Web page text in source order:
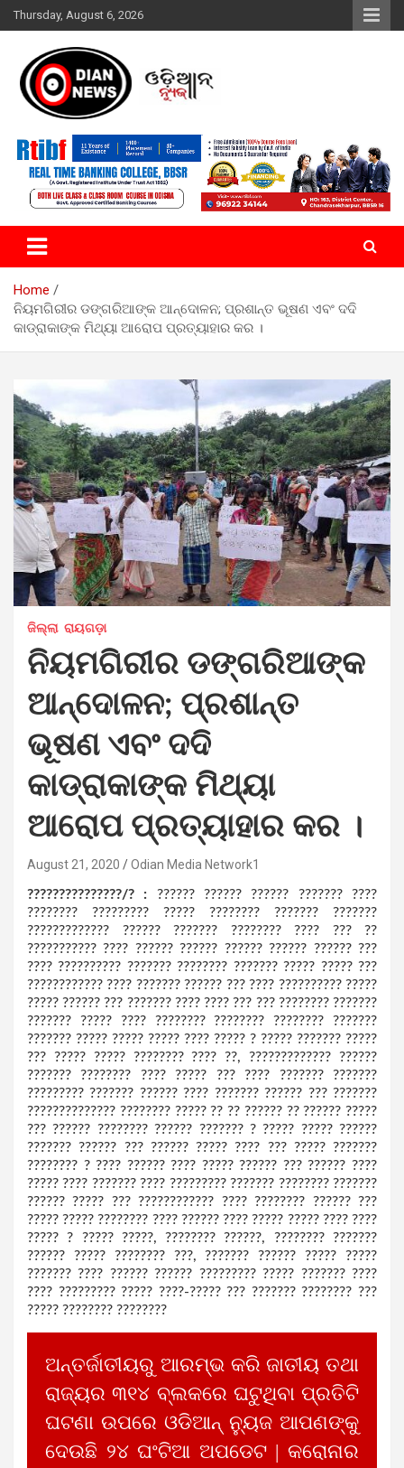
Skip
to
Thursday, August 6, 2026
ଓଡିଆନ୍ ନ୍ୟୁଜ
Home
ନିୟମଗିରୀର ଡଙ୍ଗରିଆଙ୍କ ଆନ୍ଦୋଳନ; ପ୍ରଶାନ୍ତ ଭୂଷଣ ଏବଂ ଦଦି
କାଡ୍ରାକାଙ୍କ ମିଥ୍ୟା ଆରୋପ ପ୍ରତ୍ୟାହାର କର ।
ଜିଲ୍ଲା ରାୟଗଡ଼ା
ନିୟମଗିରୀର ଡଙ୍ଗରିଆଙ୍କ
ଆନ୍ଦୋଳନ; ପ୍ରଶାନ୍ତ
ଭୂଷଣ ଏବଂ ଦଦି
କାଡ୍ରାକାଙ୍କ ମିଥ୍ୟା
ଆରୋପ ପ୍ରତ୍ୟାହାର କର ।
August 21, 2020 Odian Media Network1
???????????????/? : ?????? ?????? ?????? ??????? ????
???????? ????????? ????? ???????? ??????? ???????
????????????? ?????? ??????? ???????? ???? ??? ??
??????????? ???? ?????? ?????? ?????? ?????? ?????? ???
???? ?????????? ??????? ???????? ??????? ????? ????? ???
???????????? ???? ??????? ?????? ??? ???? ?????????? ?????
????? ?????? ??? ??????? ???? ???? ??? ??? ???????? ???????
??????? ????? ???? ???????? ???????? ???????? ???????
??????? ????? ????? ????? ???? ????? ? ????? ??????? ?????
??? ????? ????? ???????? ???? ??, ????????????? ??????
??????? ???????? ???? ????? ??? ???? ??????? ???????
????????? ??????? ?????? ???? ??????? ?????? ??? ???????
?????????????? ???????? ????? ?? ?? ?????? ?? ?????? ?????
??? ?????? ???????? ?????? ??????? ? ????? ????? ??????
??????? ?????? ??? ?????? ????? ???? ??? ????? ???????
???????? ? ???? ?????? ???? ????? ?????? ??? ?????? ????
????? ???? ??????? ???? ????????? ??????? ???????? ???????
?????? ????? ??? ???????????? ???? ???????? ?????? ???
????? ????? ???????? ???? ?????? ???? ????? ????? ???? ????
????? ? ????? ?????, ???????? ??????, ???????? ???????
?????? ????? ???????? ???, ??????? ?????? ????? ?????
??????? ???? ?????? ?????? ????????? ????? ??????? ????
???? ????????? ????? ????-????? ??? ??????? ???????? ???
????? ???????? ????????
ଅନ୍ତର୍ଜାତୀୟରୁ ଆରମ୍ଭ କରି ଜାତୀୟ ତଥା
ରାଜ୍ୟର ୩୧୪ ବ୍ଲକରେ ଘଟୁଥିବା ପ୍ରତିଟି
ଘଟଣା ଉପରେ ଓଡିଆନ୍ ନ୍ୟୁଜ ଆପଣଙ୍କୁ
ଦେଉଛି ୨୪ ଘଂଟିଆ ଅପଡେଟ | କରୋନାର